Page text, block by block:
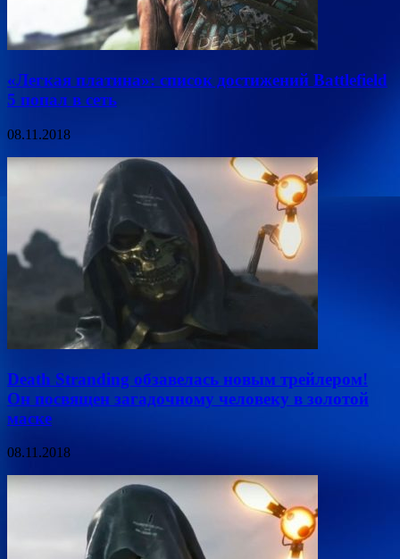
«Легкая платина»: список достижений Battlefield
5 попал в сеть
08.11.2018
Death Stranding обзавелась новым трейлером!
Он посвящен загадочному человеку в золотой
маске
08.11.2018